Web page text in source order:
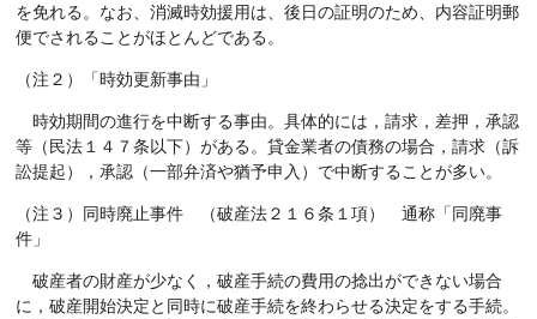
を免れる。なお、消滅時効援用は、後日の証明のため、内容証明郵
便でされることがほとんどである。
（注２）「時効更新事由」
時効期間の進行を中断する事由。具体的には，請求，差押，承認
等（民法１４７条以下）がある。貸金業者の債務の場合，請求（訴
訟提起），承認（一部弁済や猶予申入）で中断することが多い。
（注３）同時廃止事件 （破産法２１６条１項） 通称「同廃事
件」
破産者の財産が少なく，破産手続の費用の捻出ができない場合
に，破産開始決定と同時に破産手続を終わらせる決定をする手続。